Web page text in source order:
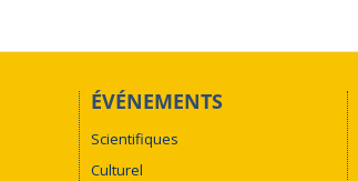
ÉVÉNEMENTS
Scientifiques
Culturel